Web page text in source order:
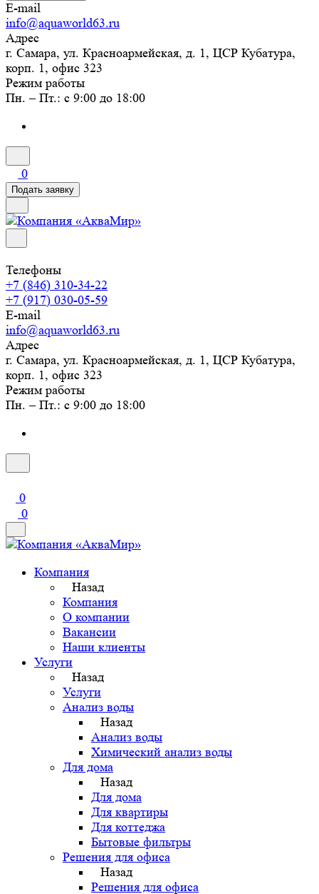
E-mail
info@aquaworld63.ru
Адрес
г. Самара, ул. Красноармейская, д. 1, ЦСР Кубатура,
корп. 1, офис 323
Режим работы
Пн. – Пт.: с 9:00 до 18:00
0
Подать заявку
Телефоны
+7 (846) 310-34-22
+7 (917) 030-05-59
E-mail
info@aquaworld63.ru
Адрес
г. Самара, ул. Красноармейская, д. 1, ЦСР Кубатура,
корп. 1, офис 323
Режим работы
Пн. – Пт.: с 9:00 до 18:00
0
0
Компания
Назад
Компания
О компании
Вакансии
Наши клиенты
Услуги
Назад
Услуги
Анализ воды
Назад
Анализ воды
Химический анализ воды
Для дома
Назад
Для дома
Для квартиры
Для коттеджа
Бытовые фильтры
Решения для офиса
Назад
Решения для офиса